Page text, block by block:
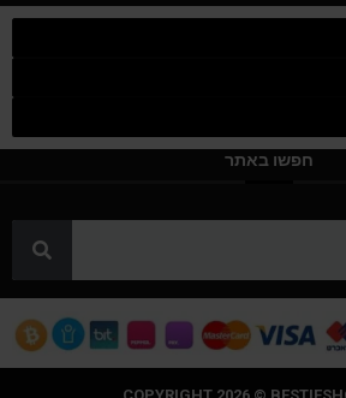
חפשו באתר